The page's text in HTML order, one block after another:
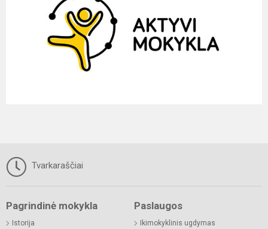
Tvarkaraščiai
Pagrindinė mokykla
Istorija
Paslaugos
Ikimokyklinis ugdymas